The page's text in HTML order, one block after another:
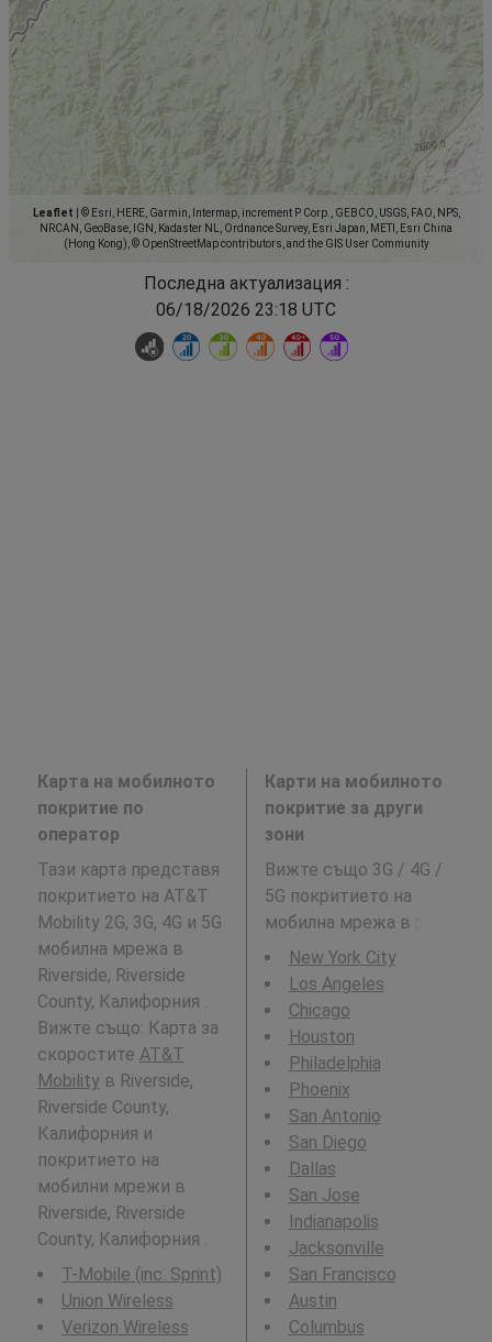
Leaflet
© Esri, HERE, Garmin, Intermap, increment P Corp., GEBCO, USGS, FAO, NPS,
NRCAN, GeoBase, IGN, Kadaster NL, Ordnance Survey, Esri Japan, METI, Esri China
(Hong Kong), © OpenStreetMap contributors, and the GIS User Community
Последна актуализация :
06/18/2026 23:18 UTC
Карта на мобилното
покритие по
оператор
Тази карта представя
покритието на AT&T
Mobility 2G, 3G, 4G и 5G
мобилна мрежа в
Riverside, Riverside
County, Калифорния .
Вижте също: Карта за
скоростите AT&T
Mobilityв Riverside,
Riverside County,
Калифорния и
покритието на
мобилни мрежи в
Riverside, Riverside
County, Калифорния .
T-Mobile (inc. Sprint)
Union Wireless
Verizon Wireless
Карти на мобилното
покритие за други
зони
Вижте също 3G / 4G /
5G покритието на
мобилна мрежа в :
New York City
Los Angeles
Chicago
Houston
Philadelphia
Phoenix
San Antonio
San Diego
Dallas
San Jose
Indianapolis
Jacksonville
San Francisco
Austin
Columbus